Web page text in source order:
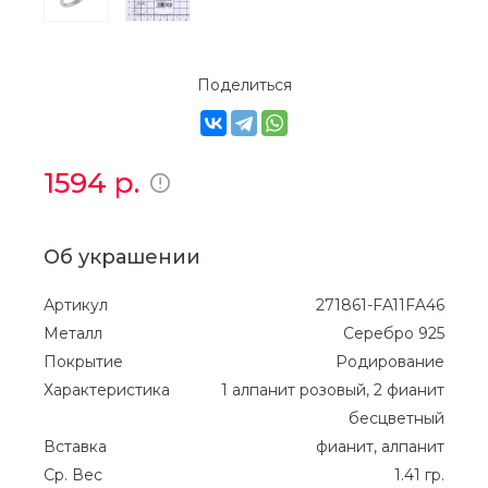
Поделиться
1594 р.
Об украшении
Артикул
271861-FA11FA46
Металл
Серебро 925
Покрытие
Родирование
Характеристика
1 алпанит розовый, 2 фианит
бесцветный
Вставка
фианит, алпанит
Ср. Вес
1.41 гр.